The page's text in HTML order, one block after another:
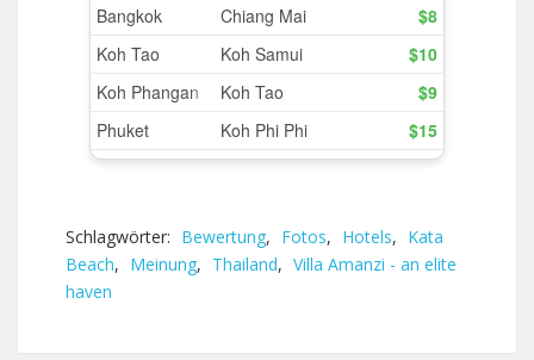
Schlagwörter: Bewertung, Fotos, Hotels, Kata
Beach, Meinung, Thailand, Villa Amanzi - an elite
haven